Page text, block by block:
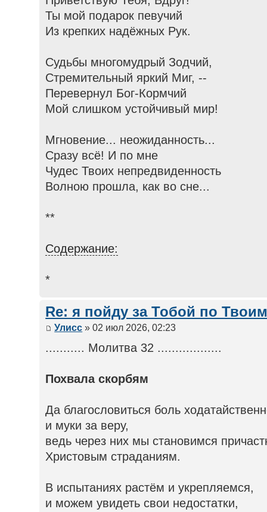
Ты мой подарок певучий
Из крепких надёжных Рук.
Судьбы многомудрый Зодчий,
Стремительный яркий Миг, --
Перевернул Бог-Кормчий
Мой слишком устойчивый мир!
Мгновение... неожиданность...
Сразу всё! И по мне
Чудес Твоих непредвиденность
Волною прошла, как во сне...
**
Содержание:
*
Re: я пойду за Тобой по
Улисс » 02 июл 2026, 02:23
........... Молитва 32 ..................
Похвала скорбям
Да благословиться боль
и муки за веру,
ведь через них мы становимся
Христовым страданиям.
В испытаниях растём и укрепляемся,
и можем увидеть свои недостатки,